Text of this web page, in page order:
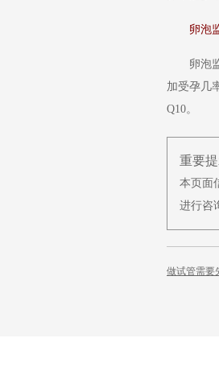
卵泡监
卵泡监
加受孕几
Q10。
重要
本页面
进行咨
做试管需要